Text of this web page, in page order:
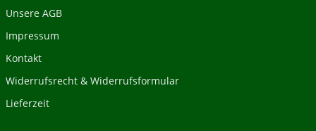
Unsere AGB
Impressum
Kontakt
Widerrufsrecht & Widerrufsformular
Lieferzeit